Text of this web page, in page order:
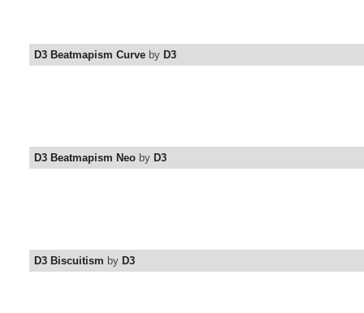
D3 Beatmapism Curve by D3
D3 Beatmapism Neo by D3
D3 Biscuitism by D3